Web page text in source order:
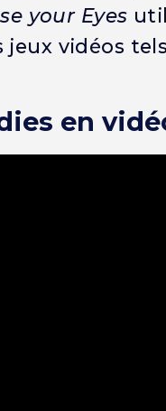
your Eyes
jeux vidéos
en